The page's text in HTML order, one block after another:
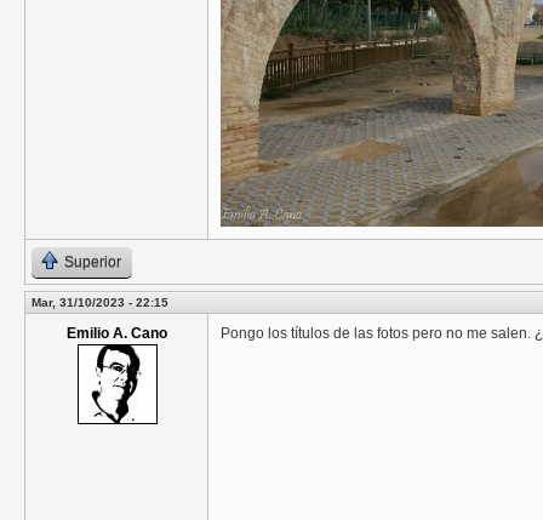
Superior
Mar, 31/10/2023 - 22:15
Emilio A. Cano Pongo los títulos de las fotos pero no me salen.